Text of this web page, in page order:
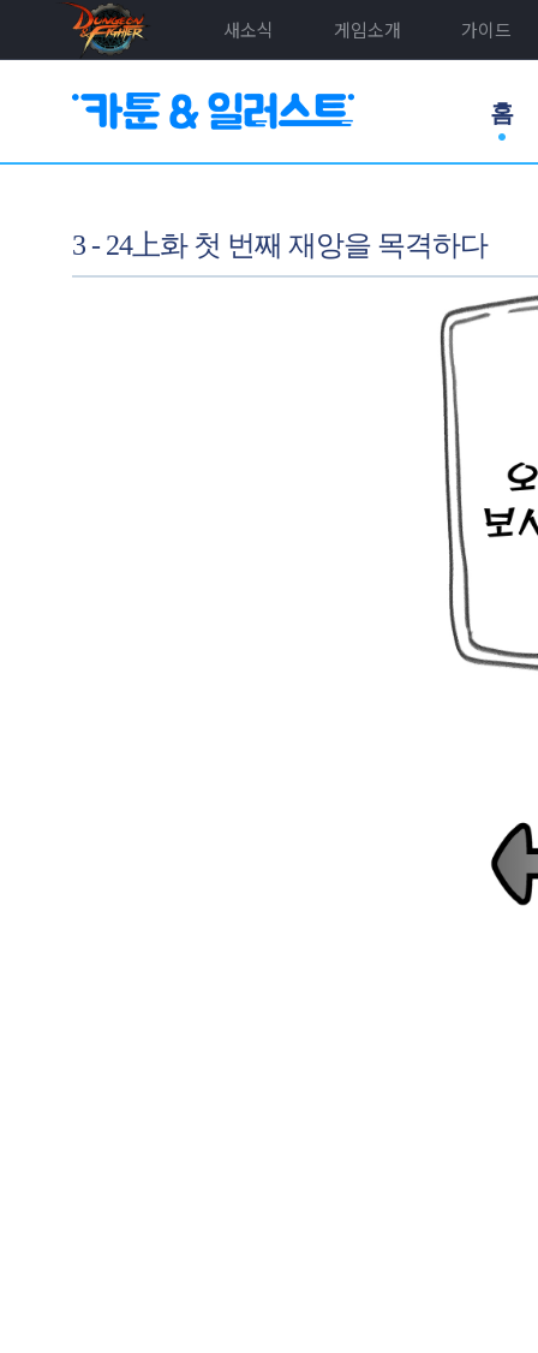
새소식 게임소개 가이드
홈
3 - 24上화 첫 번째 재앙을 목격하다